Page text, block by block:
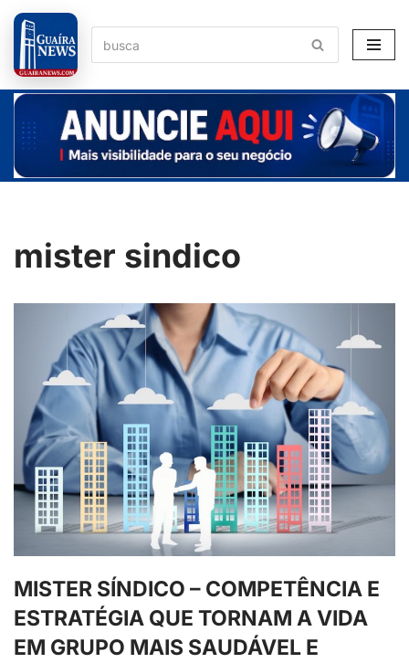
Pular
para
o
conteúdo
mister sindico
MISTER SÍNDICO – COMPETÊNCIA E
ESTRATÉGIA QUE TORNAM A VIDA
EM GRUPO MAIS SAUDÁVEL E